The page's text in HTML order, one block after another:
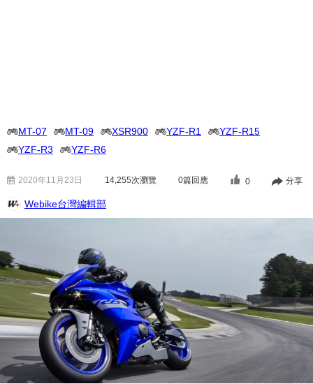
MT-07 MT-09 XSR900 YZF-R1
YZF-R15
YZF-R3
YZF-R6
2020年11月23日 14,255次瀏覽 0篇回應 0 分享
Webike台灣編輯部